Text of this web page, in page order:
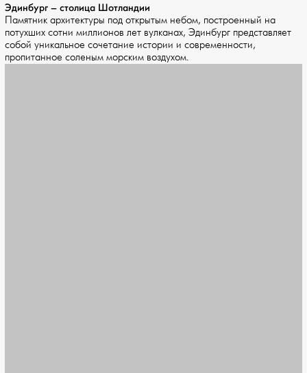
Эдинбург – столица Шотландии
Памятник архитектуры под открытым небом, построенный на
потухших сотни миллионов лет вулканах, Эдинбург представляет
собой уникальное сочетание истории и современности,
пропитанное соленым морским воздухом.